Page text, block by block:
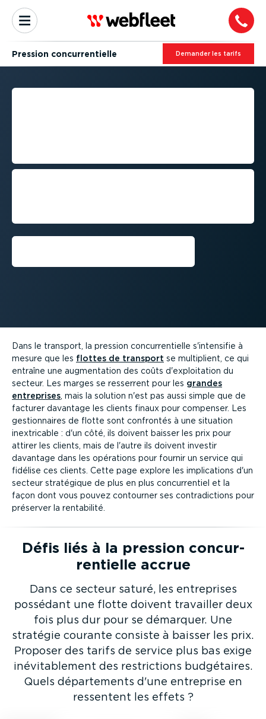
Pression concur­ren­tielle Demander les tarifs
GESTION DE FLOTTE ET
Protégez effica­cement votre chiffre
Dans le transport, la pression concur­ren­tielle s'intensifie à
mesure que les flottes de transport se multiplient, ce qui
entraîne une augmen­tation des coûts d'exploi­tation du
secteur. Les marges se resserrent pour les grandes
entreprises , mais la solution n'est pas aussi simple que de
facturer davantage les clients finaux pour compenser. Les
gestion­naires de flotte sont confrontés à une situation
inextri­cable : d'un côté, ils doivent baisser les prix pour
attirer les clients, mais de l'autre ils doivent investir
davantage dans les opérations pour fournir un service qui
fidélise ces clients. Cette page explore les impli­ca­tions d'un
secteur stratégique de plus en plus concur­rentiel et la
façon dont vous pouvez contourner ses contra­dic­tions pour
préserver la rentabilité.
Défis liés à la pression concur­
ren­tielle accrue
Dans ce secteur saturé, les entreprises
possédant une flotte doivent travailler deux
fois plus dur pour se démarquer. Une
stratégie courante consiste à baisser les prix.
Proposer des tarifs de service plus bas exige
inévi­ta­blement des restric­tions budgétaires.
Quels dépar­te­ments d'une entreprise en
ressentent les effets ?